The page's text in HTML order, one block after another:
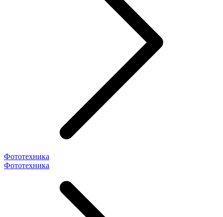
Фототехника
Фототехника